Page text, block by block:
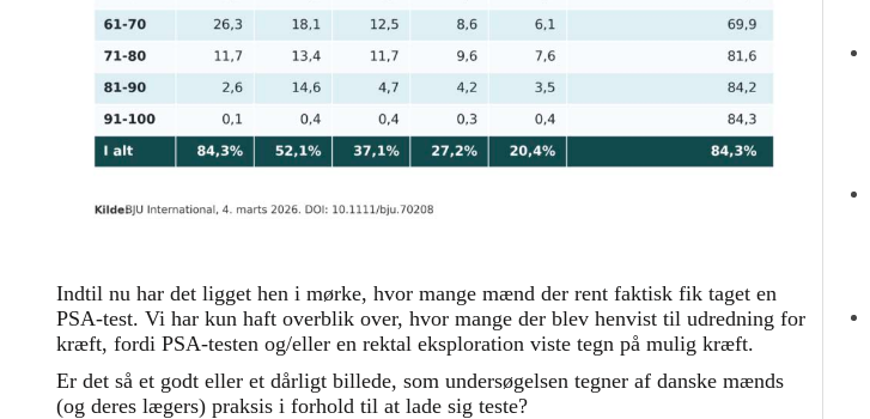
Indtil nu har det ligget hen i mørke, hvor mange mænd der rent faktisk fik taget en
PSA-test. Vi har kun haft overblik over, hvor mange der blev henvist til udredning for
kræft, fordi PSA-testen og/eller en rektal eksploration viste tegn på mulig kræft.
Er det så et godt eller et dårligt billede, som undersøgelsen tegner af danske mænds
(og deres lægers) praksis i forhold til at lade sig teste?